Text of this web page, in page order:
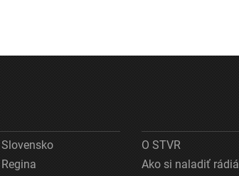
O STVR
Ako si naladiť rádiá